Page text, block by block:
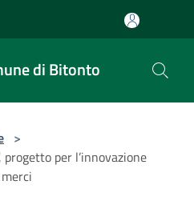
di Bitonto
>
progetto per l’innovazione